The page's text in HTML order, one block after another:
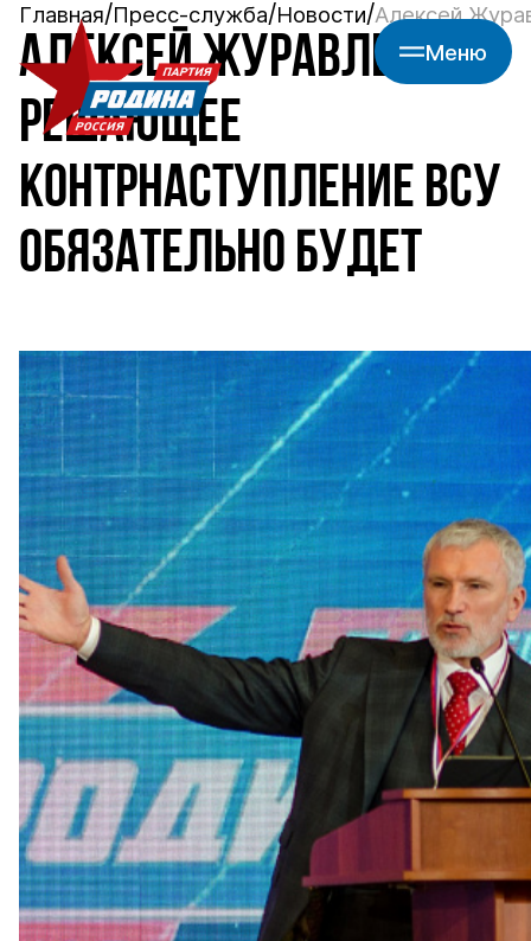
Меню
Главная Пресс-служба Новости Алексей
АЛЕКСЕЙ ЖУРАВЛЕВ:
РЕШАЮЩЕЕ
КОНТРНАСТУПЛЕНИЕ ВСУ
ОБЯЗАТЕЛЬНО БУДЕТ